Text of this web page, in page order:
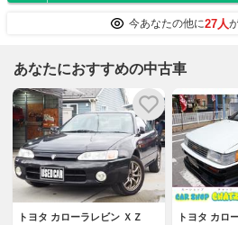
今あなたの他に27人
あなたにおすすめの中古車
トヨタ カローラレビン ＸＺ
トヨタ カロ